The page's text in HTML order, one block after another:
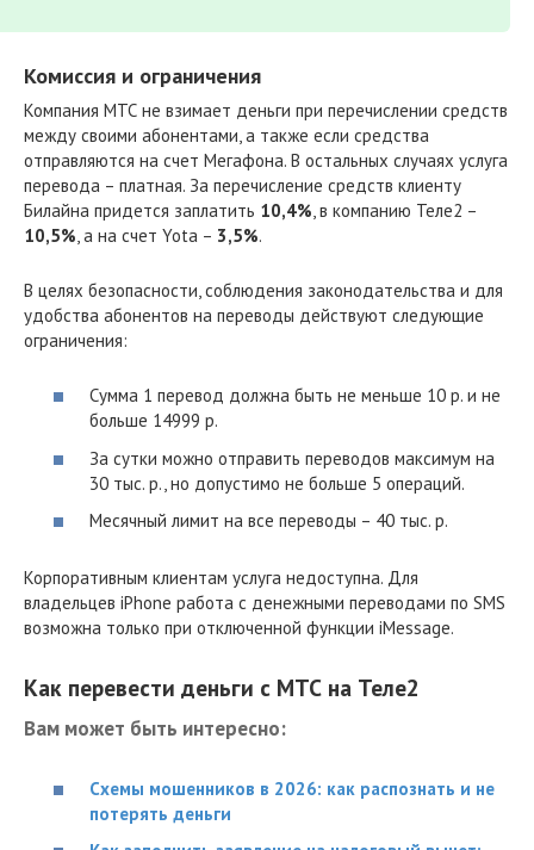
Комиссия и ограничения
Компания МТС не взимает деньги при перечислении средств
между своими абонентами, а также если средства
отправляются на счет Мегафона. В остальных случаях услуга
перевода – платная. За перечисление средств клиенту
Билайна придется заплатить 10,4% , в компанию Теле2 –
10,5% , а на счет Yota – 3,5%.
В целях безопасности, соблюдения законодательства и для
удобства абонентов на переводы действуют следующие
ограничения:
Сумма 1 перевод должна быть не меньше 10 р. и не
больше 14999 р.
За сутки можно отправить переводов максимум на
30 тыс. р., но допустимо не больше 5 операций.
Месячный лимит на все переводы – 40 тыс. р.
Корпоративным клиентам услуга недоступна. Для
владельцев iPhone работа с денежными переводами по SMS
возможна только при отключенной функции iMessage.
Как перевести деньги с МТС на Теле2
Вам может быть интересно:
Схемы мошенников в 2026: как распознать и не
потерять деньги